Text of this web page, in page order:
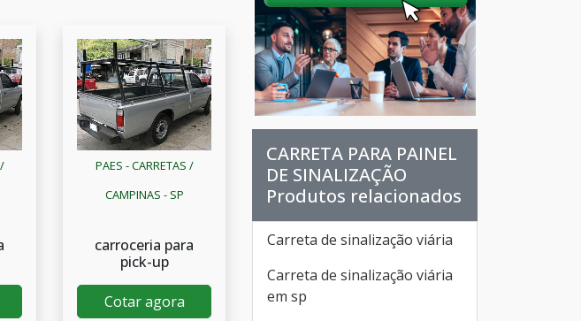
PAES - CARRETAS /
CAMPINAS - SP
carroceria para
pick-up
Cotar agora
CARRETA PARA PAINEL
DE SINALIZAÇÃO
Produtos relacionados
Carreta de sinalização viária
Carreta de sinalização viária
em sp